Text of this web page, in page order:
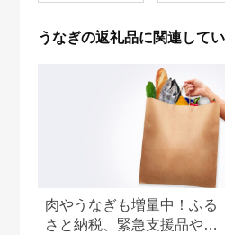
るだけ 10000円 1万
円 料理店 玉子屋別館
うなぎの返礼品に関連して
肉やうなぎも増量中！ふる
さと納税、緊急支援品やキ